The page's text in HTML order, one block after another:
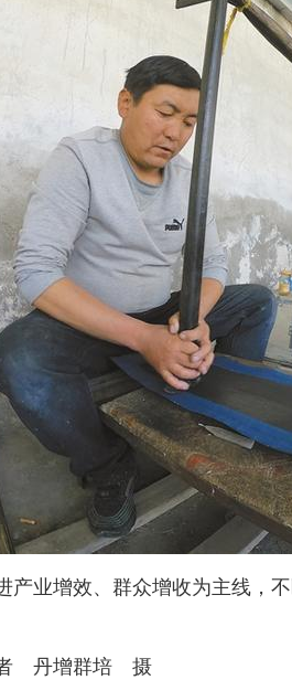
增效、群众增收为主线，
者 丹增群培 摄